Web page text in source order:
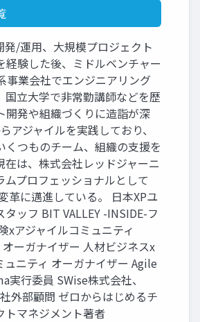
発/運用、大規模プロジェクト
経験した後、ミドルベンチャー
事業会社でエンジニアリング
国立大学で非常勤講師などを歴
開発や組織づくりに造詣が深
アジャイルを実践しており、
くつものチーム、組織の支援を
在は、株式会社レッドジャーニ
ムプロフェッショナルとして
革に邁進している。 日本XPユ
タッフ BIT VALLEY -INSIDE-フ
xアジャイルコミュニティ
オーガナイザー 人材ビジネスx
ュニティ オーガナイザー Agile
実行委員 SWise株式会社、
外部顧問 ゼロからはじめるチ
トマネジメント著者